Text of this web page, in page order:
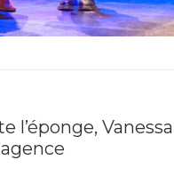
l’éponge, Vanessa